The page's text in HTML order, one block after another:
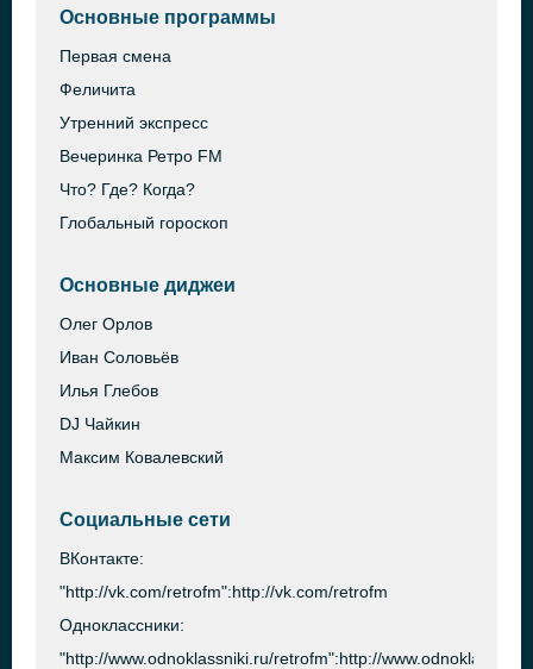
Основные программы
Первая смена
Феличита
Утренний экспресс
Вечеринка Ретро FM
Что? Где? Когда?
Глобальный гороскоп
Основные диджеи
Олег Орлов
Иван Соловьёв
Илья Глебов
DJ Чайкин
Максим Ковалевский
Социальные сети
ВКонтакте:
"http://vk.com/retrofm":http://vk.com/retrofm
Одноклассники:
"http://www.odnoklassniki.ru/retrofm":http://